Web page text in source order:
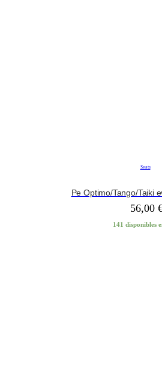
Seats
Pe Optimo/Tango/Taiki
56,00
141 disponibles